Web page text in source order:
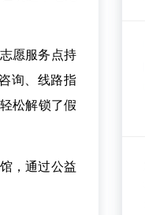
愿服务点持
询、线路指
松解锁了假
，通过公益